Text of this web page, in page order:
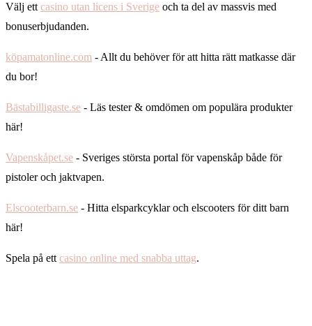
Välj ett casino utan licens i Sverige och ta del av massvis med
bonuserbjudanden.
köpamatonline.com - Allt du behöver för att hitta rätt matkasse där
du bor!
Bästabilligaste.se - Läs tester & omdömen om populära produkter
här!
Vapenskåpet.se - Sveriges största portal för vapenskåp både för
pistoler och jaktvapen.
Elscooterbarn.se - Hitta elsparkcyklar och elscooters för ditt barn
här!
Spela på ett casino online med snabba uttag.